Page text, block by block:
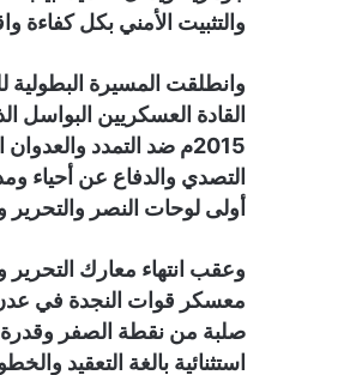
والتثبيت الأمني بكل
وانطلقت المسيرة
القادة العسكريين
2015م ضد التمدد
التصدي والدفاع عن أحياء
أولى لوحات النصر والتحرير
وعقب انتهاء معارك
معسكر قوات النجدة في عدن
صلبة من نقطة الصفر وقدرة
استثنائية بالغة التعقيد